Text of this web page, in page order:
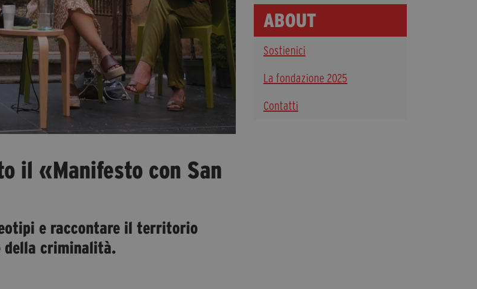
La fondazione 2025
Civico Trame
Progetto Trame a Scuola
Progetto Visioni Civiche
Mostra 3D - Visioni Civiche
Archivio Storico
il «Manifesto con San
e raccontare il territorio
della criminalità.
ABOUT
Sostienici
La fondazione 2025
Contatti